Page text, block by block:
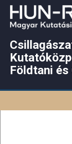
Földtani